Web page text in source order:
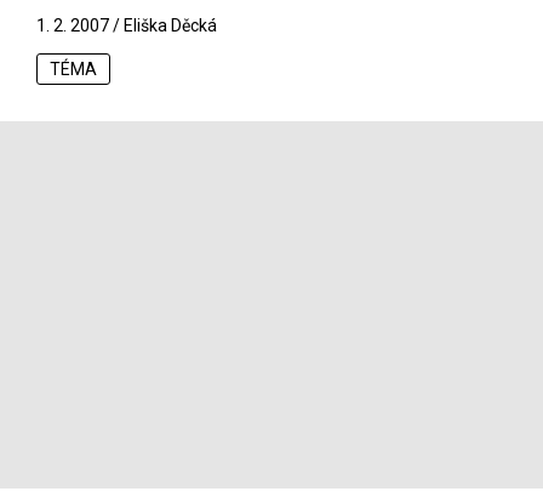
1. 2. 2007 / Eliška Děcká
TÉMA